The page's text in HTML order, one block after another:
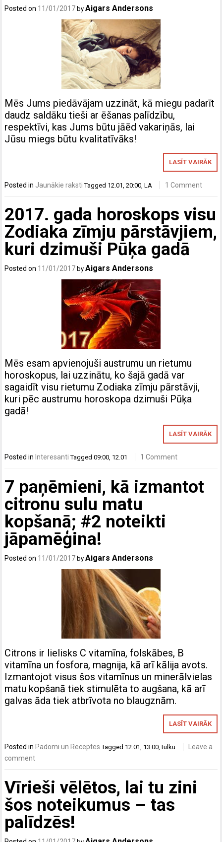
Posted on 11/01/2017 byAigars Andersons
Mēs Jums piedāvājam uzzināt, kā miegu padarīt
daudz saldāku tieši ar ēšanas palīdzību,
respektīvi, kas Jums būtu jāēd vakariņās, lai
Jūsu miegs būtu kvalitatīvāks!
LASĪT VAIRĀK
Posted in Jaunākie raksti Tagged 12.01 ,20:00 ,LA 1 Comment
2017. gada horoskops visu
Zodiaka zīmju pārstāvjiem,
kuri dzimuši Pūķa gadā
Posted on 11/01/2017 byAigars Andersons
Mēs esam apvienojuši austrumu un rietumu
horoskopus, lai uzzinātu, ko šajā gadā var
sagaidīt visu rietumu Zodiaka zīmju pārstāvji,
kuri pēc austrumu horoskopa dzimuši Pūķa
gadā!
LASĪT VAIRĀK
Posted in Interesanti Tagged09:00, 12.01 1 Comment
7 paņēmieni, kā izmantot
citronu sulu matu
kopšanā; #2 noteikti
jāpamēģina!
Posted on 11/01/2017 byAigars Andersons
Citrons ir lielisks C vitamīna, folskābes, B
vitamīna un fosfora, magnija, kā arī kālija avots.
Izmantojot visus šos vitamīnus un minerālvielas
matu kopšanā tiek stimulēta to augšana, kā arī
galvas āda tiek atbrīvota no blaugznām.
LASĪT VAIRĀK
Posted in Padomi un Receptes Tagged 12.01 13:00 ,tulku
Leave a
comment
Vīrieši vēlētos, lai tu zini
šos noteikumus – tas
palīdzēs!